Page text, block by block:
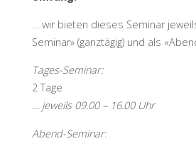
… wir bieten dieses Seminar
Seminar» (ganztägig) und als
Tages-Seminar:
2 Tage
… jeweils 09.00 – 16.00 Uhr
Abend-Seminar: